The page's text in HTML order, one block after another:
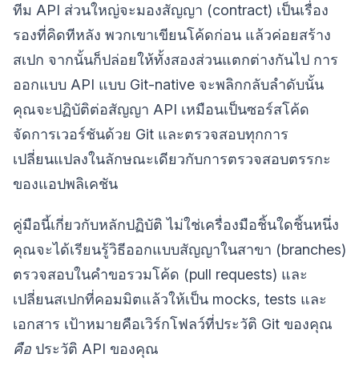
ทีม API ส่วนใหญ่จะมองสัญญา (contract) เป็นเรื่อง
รองที่คิดทีหลัง พวกเขาเขียนโค้ดก่อน แล้วค่อยสร้าง
สเปก จากนั้นก็ปล่อยให้ทั้งสองส่วนแตกต่างกันไป การ
ออกแบบ API แบบ Git-native จะพลิกกลับลำดับนั้น
คุณจะปฏิบัติต่อสัญญา API เหมือนเป็นซอร์สโค้ด
จัดการเวอร์ชันด้วย Git และตรวจสอบทุกการ
เปลี่ยนแปลงในลักษณะเดียวกับการตรวจสอบตรรกะ
ของแอปพลิเคชัน
คู่มือนี้เกี่ยวกับหลักปฏิบัติ ไม่ใช่เครื่องมือชิ้นใดชิ้นหนึ่ง
คุณจะได้เรียนรู้วิธีออกแบบสัญญาในสาขา (branches)
ตรวจสอบในคำขอรวมโค้ด (pull requests) และ
เปลี่ยนสเปกที่คอมมิตแล้วให้เป็น mocks, tests และ
เอกสาร เป้าหมายคือเวิร์กโฟลว์ที่ประวัติ Git ของคุณ
คือ ประวัติ API ของคุณ